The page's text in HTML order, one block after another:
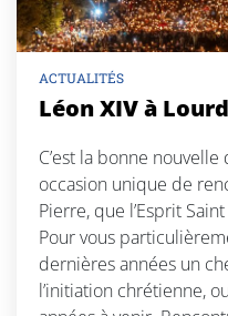
ACTUALITÉS
Léon XIV à
C’est la bonne
occasion unique de
Pierre, que l’Esprit
Pour vous
dernières années un
l’initiation chrétienne,